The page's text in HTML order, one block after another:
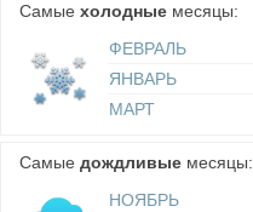
Самые холодные месяцы:
ФЕВРАЛЬ
ЯНВАРЬ
МАРТ
Самые дождливые месяцы:
НОЯБРЬ